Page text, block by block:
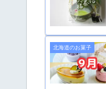
北海道のお菓子